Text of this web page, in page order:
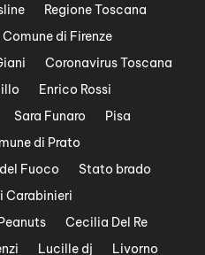
Regione Toscana
Comune di Firenze
Coronavirus Toscana
Enrico Rossi
Sara Funaro
Pisa
di Prato
Fuoco
Stato brado
Carabinieri
Cecilia Del Re
Lucille dj
Livorno